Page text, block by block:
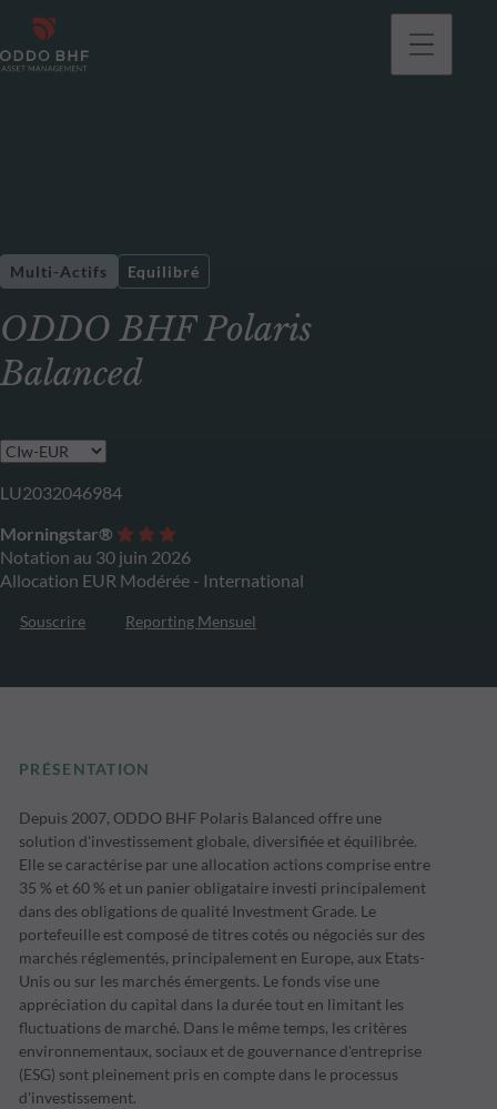
ODDO BHF Polaris
Balanced
Multi-Actifs Equilibré
LU2032046984
Morningstar®
Notation au 30 juin 2026
Allocation EUR Modérée - International
Souscrire Reporting Mensuel
PRÉSENTATION
Depuis 2007, ODDO BHF Polaris Balanced offre une
solution d'investissement globale, diversifiée et équilibrée.
Elle se caractérise par une allocation actions comprise entre
35 % et 60 % et un panier obligataire investi principalement
dans des obligations de qualité Investment Grade. Le
portefeuille est composé de titres cotés ou négociés sur des
marchés réglementés, principalement en Europe, aux Etats-
Unis ou sur les marchés émergents. Le fonds vise une
appréciation du capital dans la durée tout en limitant les
fluctuations de marché. Dans le même temps, les critères
environnementaux, sociaux et de gouvernance d'entreprise
(ESG) sont pleinement pris en compte dans le processus
d'investissement.